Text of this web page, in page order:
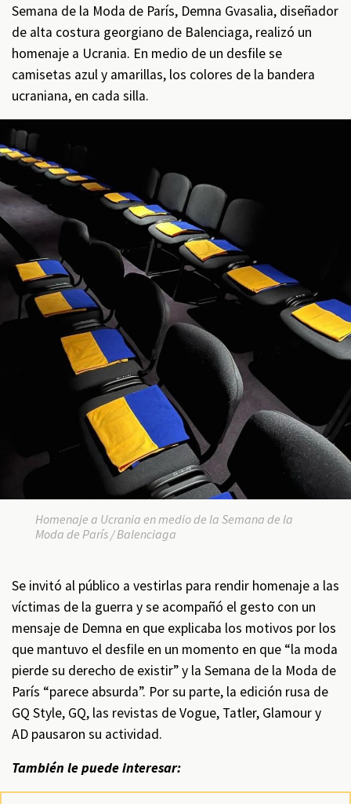
Semana de la Moda de París, Demna Gvasalia, diseñador
de alta costura georgiano de Balenciaga, realizó un
homenaje a Ucrania. En medio de un desfile se
camisetas azul y amarillas, los colores de la bandera
ucraniana, en cada silla.
Homenaje a Ucrania en medio de la Semana de la
Moda de París / Balenciaga
Se invitó al público a vestirlas para rendir homenaje a las
víctimas de la guerra y se acompañó el gesto con un
mensaje de Demna en que explicaba los motivos por los
que mantuvo el desfile en un momento en que “la moda
pierde su derecho de existir” y la Semana de la Moda de
París “parece absurda”. Por su parte, la edición rusa de
GQ Style, GQ, las revistas de Vogue, Tatler, Glamour y
AD pausaron su actividad.
También le puede interesar: